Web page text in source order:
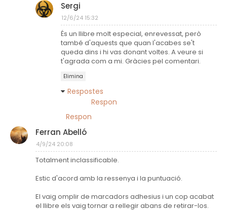
Sergi
12/6/24 15:32
És un llibre molt especial, enrevessat, però
també d'aquests que quan l'acabes se't
queda dins i hi vas donant voltes. A veure si
t'agrada com a mi. Gràcies pel comentari.
Elimina
Respostes
Respon
Respon
Ferran Abelló
4/9/24 20:08
Totalment inclassificable.
Estic d'acord amb la ressenya i la puntuació.
El vaig omplir de marcadors adhesius i un cop acabat
el llibre els vaig tornar a rellegir abans de retirar-los.